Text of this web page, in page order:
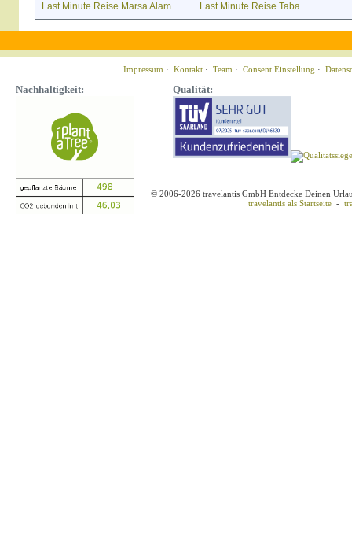
Last Minute Reise Marsa Alam Last Minute Reise Taba
Impressum · Kontakt · Team · Consent Einstellung ·
Nachhaltigkeit: Qualität:
© 2006-2026 travelantis GmbH Entdecke Deinen
travelantis als Startseite -